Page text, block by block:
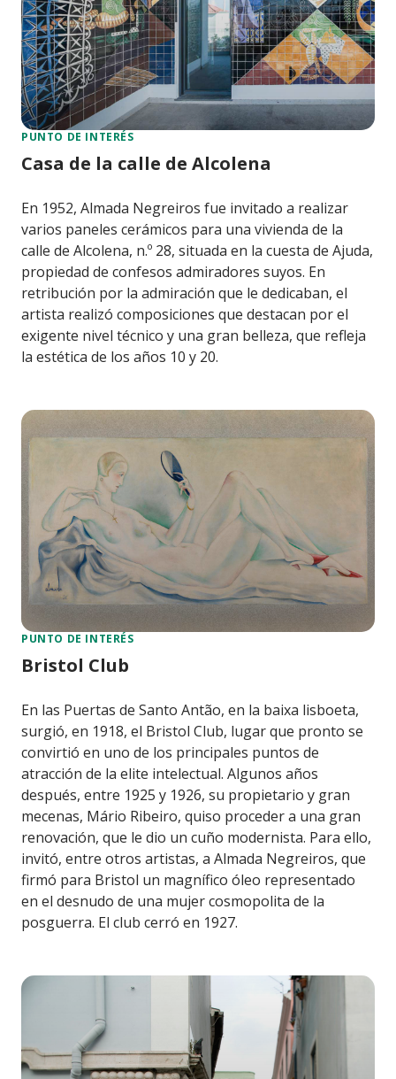
PUNTO DE INTERÉS
Casa de la calle de Alcolena
En 1952, Almada Negreiros fue invitado a realizar
varios paneles cerámicos para una vivienda de la
calle de Alcolena, n.º 28, situada en la cuesta de Ajuda,
propiedad de confesos admiradores suyos. En
retribución por la admiración que le dedicaban, el
artista realizó composiciones que destacan por el
exigente nivel técnico y una gran belleza, que refleja
la estética de los años 10 y 20.
PUNTO DE INTERÉS
Bristol Club
En las Puertas de Santo Antão, en la baixa lisboeta,
surgió, en 1918, el Bristol Club, lugar que pronto se
convirtió en uno de los principales puntos de
atracción de la elite intelectual. Algunos años
después, entre 1925 y 1926, su propietario y gran
mecenas, Mário Ribeiro, quiso proceder a una gran
renovación, que le dio un cuño modernista. Para ello,
invitó, entre otros artistas, a Almada Negreiros, que
firmó para Bristol un magnífico óleo representado
en el desnudo de una mujer cosmopolita de la
posguerra. El club cerró en 1927.